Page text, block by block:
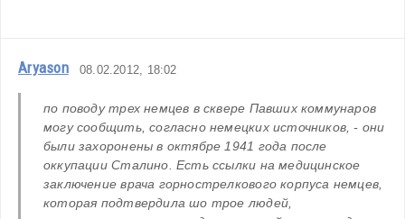
Aryason 08.02.2012, 18:02
по поводу трех немцев в сквере Павших коммунаров
могу сообщить, согласно немецких источников, - они
были захоронены в октябре 1941 года после
оккупации Сталино. Есть ссылки на медицинское
заключение врача горнострелкового корпуса немцев,
которая подтвердила шо трое людей,